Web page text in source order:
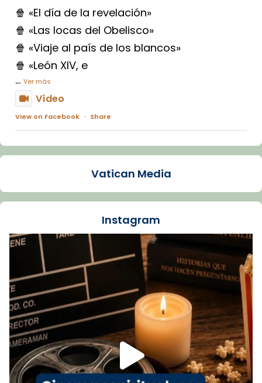
🍿 «El día de la revelación»
🍿 «Las locas del Obelisco»
🍿 «Viaje al país de los blancos»
🍿 «León XIV, e
... Ver más
Vídeo
View on Facebook · Share
Arquebisbat de Barcelona
La Carmina va patir depressió. Fa gairebé
dos mesos, a l'Estadi Lluís Companys, la
Recupera l'entrevista comp
Vatican
tican News 👇
www.vaticannews.va/es/iglesia/news/2026-
07/carmina-historia-depresion-papa-viaje-
espana-testimoni...
Foto
View on Facebook · Share
Arquebisbat de Barcelona
Vatican Media
Instagram